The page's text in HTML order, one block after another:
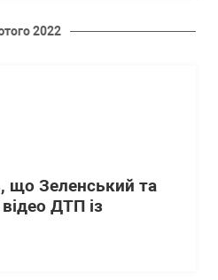
2022
що Зеленський та
ДТП із